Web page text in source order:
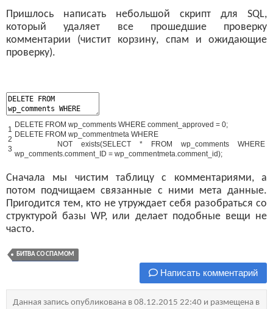
Пришлось написать небольшой скрипт для SQL,
который удаляет все прошедшие проверку
комментарии (чистит корзину, спам и ожидающие
проверку).
1
2
3
DELETE FROM wp_comments WHERE comment_approved = 0;
DELETE FROM wp_commentmeta WHERE
NOT
exists(SELECT * FROM wp_comments WHERE
wp_comments.comment_ID = wp_commentmeta.comment_id);
Сначала мы чистим таблицу с комментариями, а
потом подчищаем связанные с ними мета данные.
Пригодится тем, кто не утруждает себя разобраться со
структурой базы WP, или делает подобные вещи не
часто.
БИТВА СО СПАМОМ
Написать комментарий
Данная запись опубликована в 08.12.2015 22:40 и размещена в